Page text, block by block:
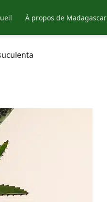
À propos de Madagascar